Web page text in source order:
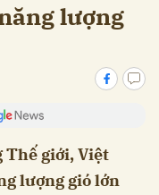
lượng
Thế giới, Việt
lượng gió lớn
Hủy